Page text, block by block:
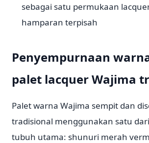
sebagai satu permukaan
hamparan terpisah
Penyempurnaan
palet lacquer Wajima
Palet warna Wajima sempit dan
tradisional menggunakan satu
tubuh utama: shunuri merah